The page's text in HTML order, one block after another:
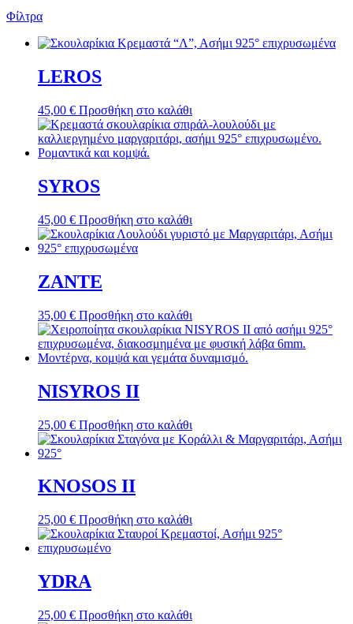
Φίλτρα
LEROS
45,00 € Προσθήκη στο καλάθι
SYROS
45,00 € Προσθήκη στο καλάθι
ZANTE
35,00 € Προσθήκη στο καλάθι
NISYROS II
25,00 € Προσθήκη στο καλάθι
KNOSOS II
25,00 € Προσθήκη στο καλάθι
YDRA
25,00 € Προσθήκη στο καλάθι